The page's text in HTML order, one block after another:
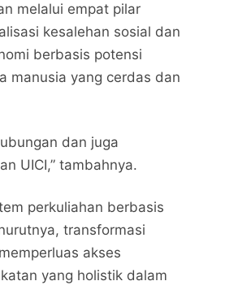
melalui empat pilar
kesalehan sosial dan
berbasis potensi
manusia yang cerdas dan
dan juga
UICI,” tambahnya.
perkuliahan berbasis
transformasi
akses
yang holistik dalam